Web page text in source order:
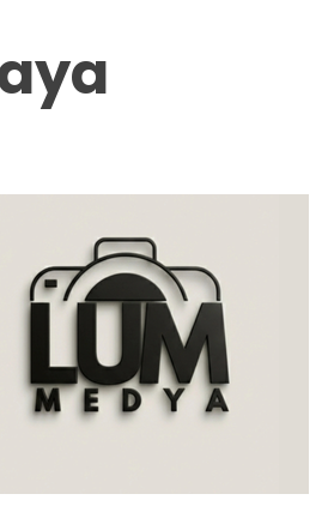
Spor
Genel
İletişim
Künye